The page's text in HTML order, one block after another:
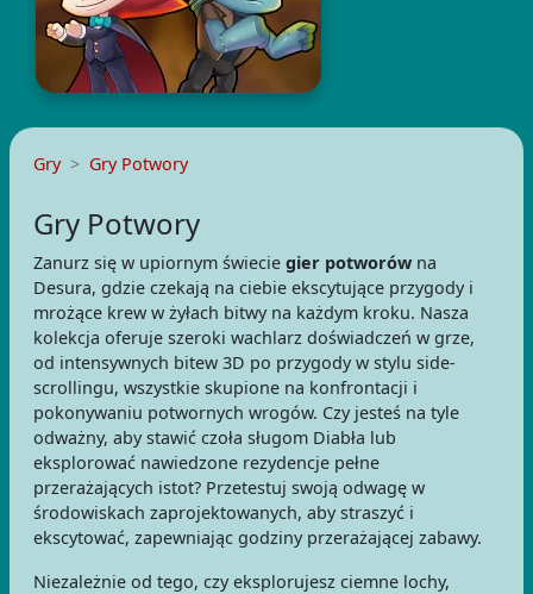
Gry Gry Potwory
Gry Potwory
Zanurz się w upiornym świecie gier potworów na
Desura, gdzie czekają na ciebie ekscytujące przygody i
mrożące krew w żyłach bitwy na każdym kroku. Nasza
kolekcja oferuje szeroki wachlarz doświadczeń w grze,
od intensywnych bitew 3D po przygody w stylu side-
scrollingu, wszystkie skupione na konfrontacji i
pokonywaniu potwornych wrogów. Czy jesteś na tyle
odważny, aby stawić czoła sługom Diabła lub
eksplorować nawiedzone rezydencje pełne
przerażających istot? Przetestuj swoją odwagę w
środowiskach zaprojektowanych, aby straszyć i
ekscytować, zapewniając godziny przerażającej zabawy.
Niezależnie od tego, czy eksplorujesz ciemne lochy,